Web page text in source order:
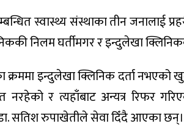
स्वास्थ्य संस्थाका तीन जनालाई
निलम घर्तीमगर र इन्दुलेखा
इन्दुलेखा क्लिनिक दर्ता नभएको
नरहेको र त्यहाँबाट अन्यत्र रिफर
सतिश रुपाखेतीले सेवा दिँदै आएका छन्।